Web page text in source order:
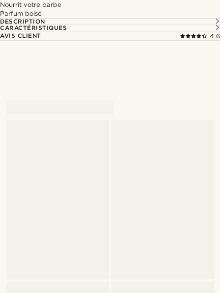
Nourrit votre barbe
Parfum boisé
DESCRIPTION
CARACTÉRISTIQUES
AVIS CLIENT
4.6